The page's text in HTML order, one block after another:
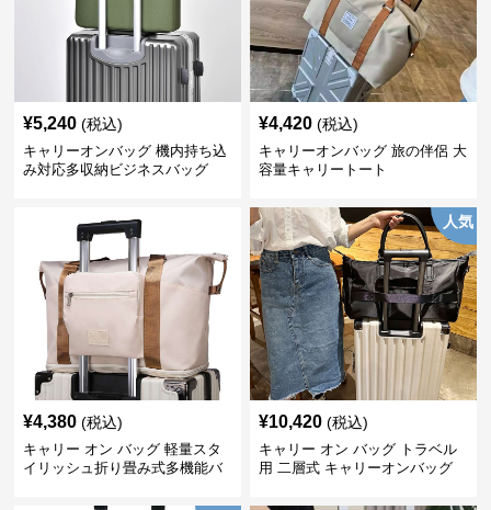
¥5,240 (税込)
キャリーオンバッグ 機内持ち込
み対応多収納ビジネスバッグ
¥4,420 (税込)
キャリーオンバッグ 旅の伴侶 大
容量キャリートート
¥4,380 (税込)
キャリー オン バッグ 軽量スタ
イリッシュ折り畳み式多機能バ
人気
¥10,420 (税込)
キャリー オン バッグ トラベル
用 二層式 キャリーオンバッグ